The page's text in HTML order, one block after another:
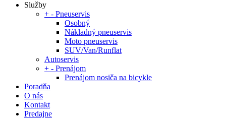
Služby
+ - Pneuservis
Osobný
Nákladný pneuservis
Moto pneuservis
SUV/Van/Runflat
Autoservis
+ - Prenájom
Prenájom nosiča na bicykle
Poradňa
O nás
Kontakt
Predajne